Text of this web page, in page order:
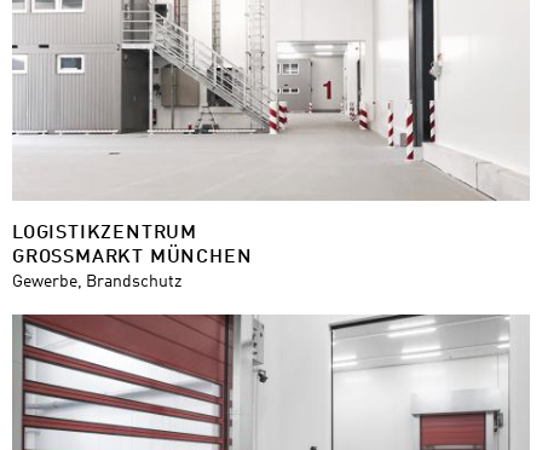
LOGISTIKZENTRUM
GROSSMARKT MÜNCHEN
Gewerbe, Brandschutz